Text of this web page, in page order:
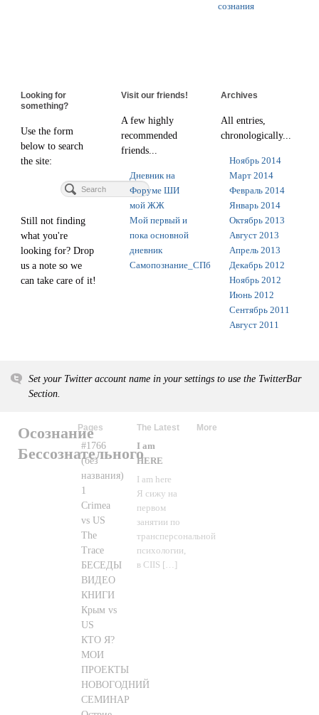
сознания
Looking for
something?
Use the form
below to search
the site:
Still not finding
what you're
looking for? Drop
us a note so we
can take care of it!
Visit our friends!
A few highly
recommended
friends...
Дневник на
Форуме ШИ
мой ЖЖ
Мой первый и
пока основной
дневник
Самопознание_СПб
Archives
All entries,
chronologically...
Ноябрь 2014
Март 2014
Февраль 2014
Январь 2014
Октябрь 2013
Август 2013
Апрель 2013
Декабрь 2012
Ноябрь 2012
Июнь 2012
Сентябрь 2011
Август 2011
Set your Twitter account name in your settings to use the TwitterBar
Section.
Осознание
Бессознательного
Pages
#1766
(без
названия)
1
Crimea
vs US
The
Trace
БЕСЕДЫ
ВИДЕО
КНИГИ
Крым vs
US
КТО Я?
МОИ
ПРОЕКТЫ
НОВОГОДНИЙ
СЕМИНАР
The Latest
I am
HERE
I am here
Я сижу на
первом
занятии по
трансперсональной
психологии,
в CIIS […]
More